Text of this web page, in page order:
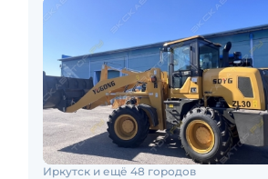
Иркутск и ещё 48 городов